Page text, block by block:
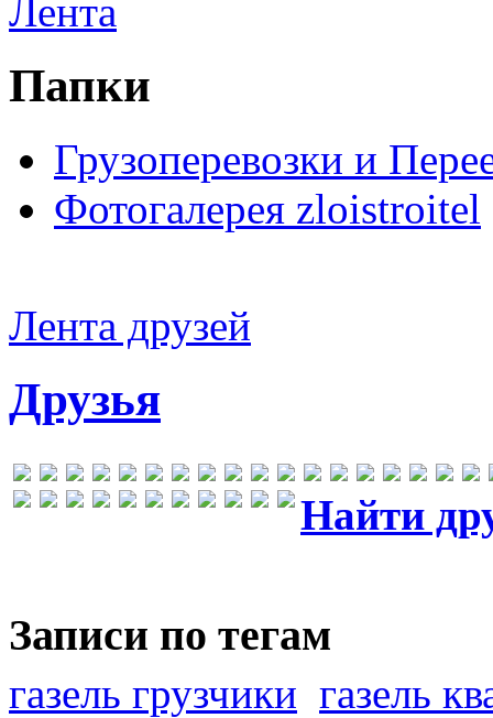
Лента
Папки
Грузоперевозки и
Фотогалерея zloistroitel
Лента друзей
Друзья
Найти
Записи по тегам
газель грузчики газель